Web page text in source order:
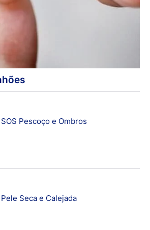
SOS Pescoço e Ombros
Pele Seca e Calejada